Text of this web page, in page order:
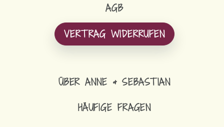
AGB
VERTRAG WIDERRUFEN
ÜBER ANNE & SEBASTIAN
HÄUFIGE FRAGEN